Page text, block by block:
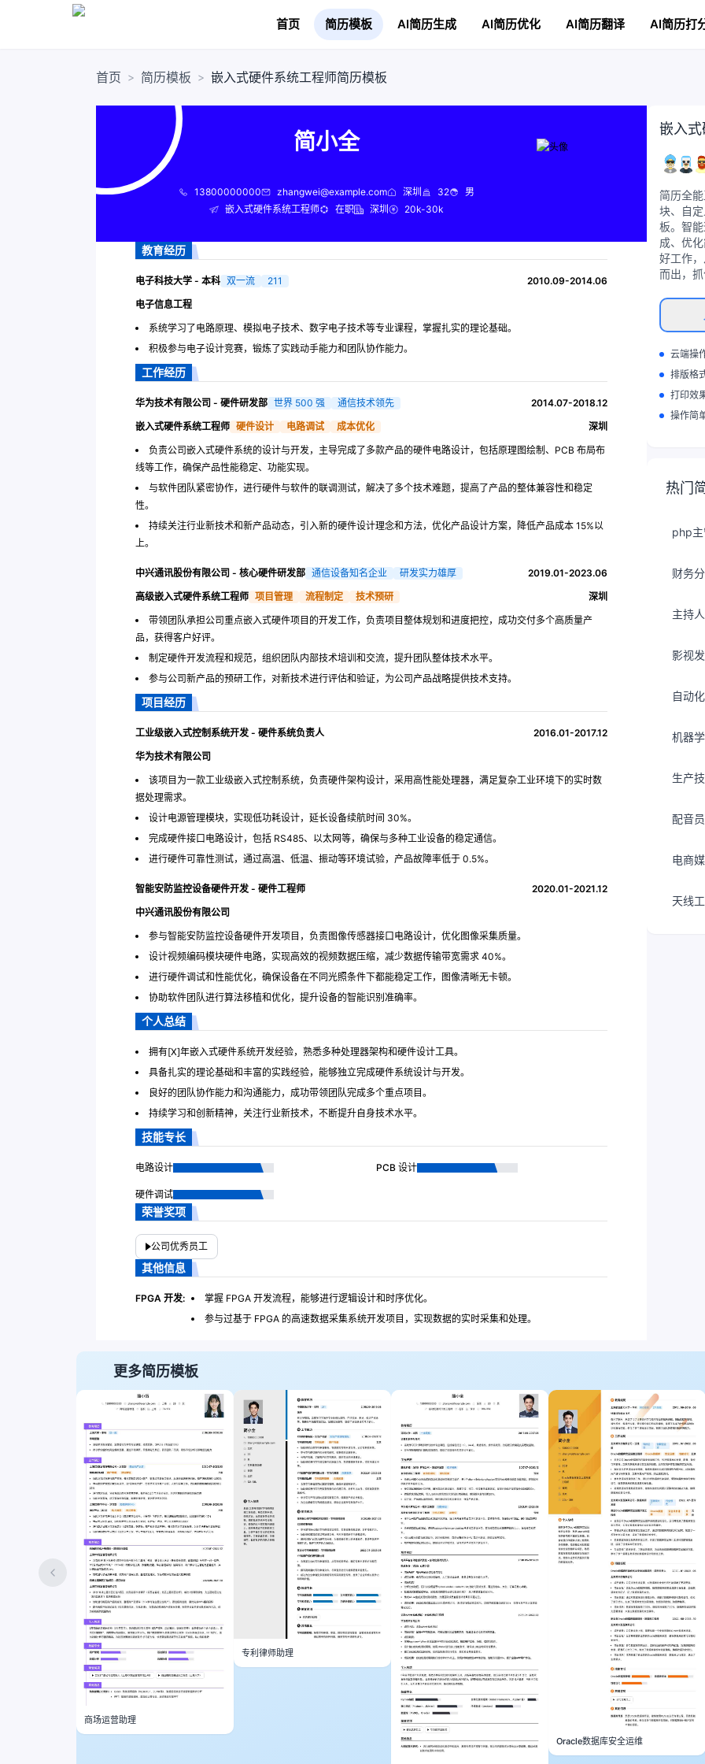
首页 简历模板 AI简历生成 AI简历优化 AI简历翻译 AI简历打
首页 > 简历模板 > 嵌入式硬件系统工程师简历模板
嵌入
简历全
块、自
板。智
成、优
好工作
而出，
云端操
排版格
打印效
操作简
热门
php
财务
主持
影视
自动
机器
生产
配音
电商
天线
简小全
13800000000 zhangwei@example.com 深圳 32
男
嵌入式硬件系统工程师
在职 深圳 20k-30k
教育经历
电子科技大学 - 本科 双一流 211
2010.09-2014.06
电子信息工程
系统学习了电路原理、模拟电子技术、数字电子技术等专业课程，掌握扎实的理论基础。
积极参与电子设计竞赛，锻炼了实践动手能力和团队协作能力。
工作经历
华为技术有限公司 - 硬件研发部 世界 500 强 通信技术领先
2014.07-2018.12
嵌入式硬件系统工程师 硬件设计 电路调试 成本优化
深圳
负责公司嵌入式硬件系统的设计与开发，主导完成了多款产品的硬件电路设计，包括原理图绘制、PCB 布局布
线等工作，确保产品性能稳定、功能实现。
与软件团队紧密协作，进行硬件与软件的联调测试，解决了多个技术难题，提高了产品的整体兼容性和稳定
性。
持续关注行业新技术和新产品动态，引入新的硬件设计理念和方法，优化产品设计方案，降低产品成本 15%以
上。
中兴通讯股份有限公司 - 核心硬件研发部 通信设备知名企业 研发实力雄厚
2019.01-2023.06
高级嵌入式硬件系统工程师 项目管理 流程制定 技术预研
深圳
带领团队承担公司重点嵌入式硬件项目的开发工作，负责项目整体规划和进度把控，成功交付多个高质量产
品，获得客户好评。
制定硬件开发流程和规范，组织团队内部技术培训和交流，提升团队整体技术水平。
参与公司新产品的预研工作，对新技术进行评估和验证，为公司产品战略提供技术支持。
项目经历
工业级嵌入式控制系统开发 - 硬件系统负责人
2016.01-2017.12
华为技术有限公司
该项目为一款工业级嵌入式控制系统，负责硬件架构设计，采用高性能处理器，满足复杂工业环境下的实时数
据处理需求。
设计电源管理模块，实现低功耗设计，延长设备续航时间 30%。
完成硬件接口电路设计，包括 RS485、以太网等，确保与多种工业设备的稳定通信。
进行硬件可靠性测试，通过高温、低温、振动等环境试验，产品故障率低于 0.5%。
智能安防监控设备硬件开发 - 硬件工程师
2020.01-2021.12
中兴通讯股份有限公司
参与智能安防监控设备硬件开发项目，负责图像传感器接口电路设计，优化图像采集质量。
设计视频编码模块硬件电路，实现高效的视频数据压缩，减少数据传输带宽需求 40%。
进行硬件调试和性能优化，确保设备在不同光照条件下都能稳定工作，图像清晰无卡顿。
协助软件团队进行算法移植和优化，提升设备的智能识别准确率。
个人总结
拥有[X]年嵌入式硬件系统开发经验，熟悉多种处理器架构和硬件设计工具。
具备扎实的理论基础和丰富的实践经验，能够独立完成硬件系统设计与开发。
良好的团队协作能力和沟通能力，成功带领团队完成多个重点项目。
持续学习和创新精神，关注行业新技术，不断提升自身技术水平。
技能专长
电路设计 PCB 设计
硬件调试
荣誉奖项
公司优秀员工
其他信息
FPGA 开发:
掌握 FPGA 开发流程，能够进行逻辑设计和时序优化。
参与过基于 FPGA 的高速数据采集系统开发项目，实现数据的实时采集和处理。
更多简历模板
商场运营助理
专利律师助理
Oracle数据库安全运维